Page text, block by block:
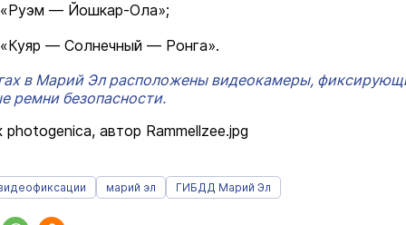
«Руэм — Йошкар-Ола»;
— Солнечный — Ронга».
в Марий Эл расположены видеокамеры,
ремни безопасности.
автор Rammellzee.jpg
марий эл ГИБДД Марий Эл